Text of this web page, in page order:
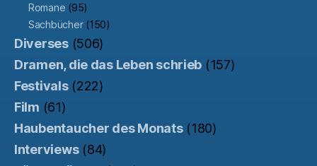
Romane (95)
Sachbücher(150)
Diverses(506)
Dramen, die das Leben schrieb (157)
Festivals(222)
Film (61)
Haubentaucher des Monats(180)
Interviews(84)